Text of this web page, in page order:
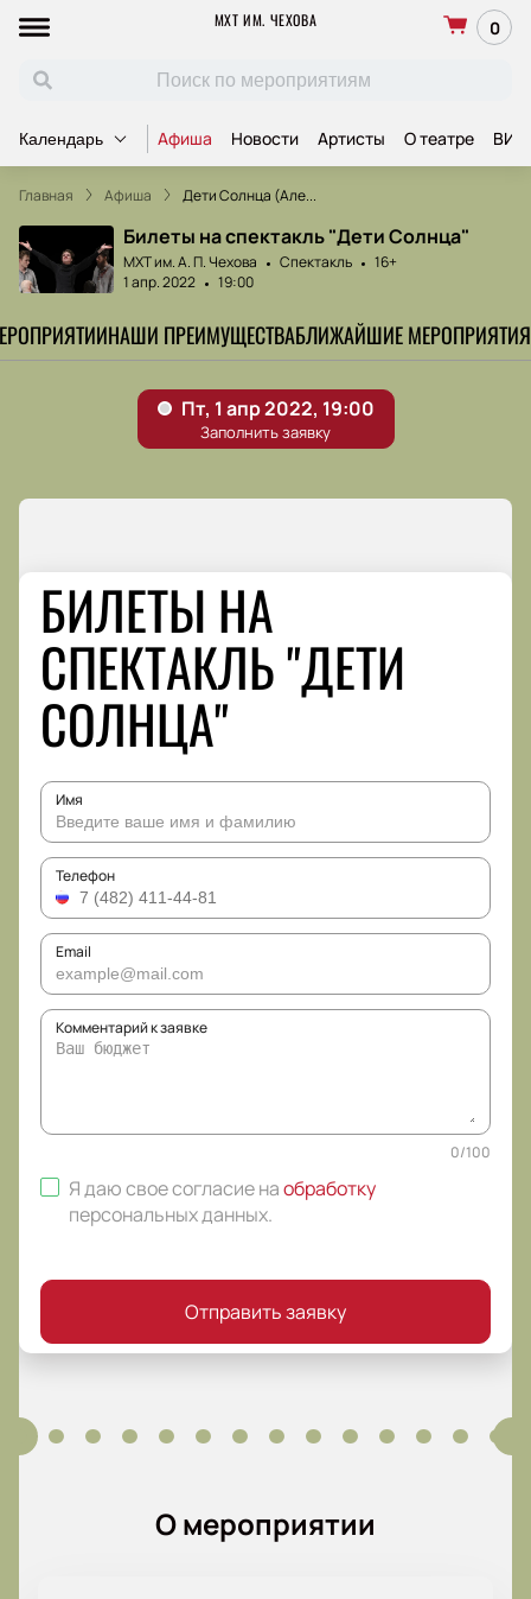
МХТ ИМ. ЧЕХОВА 0
Календарь Афиша Новости Артисты О театре ВИП
Главная Афиша Дети Солнца (Але...
Билеты на спектакль "Дети Солнца"
МХТ им. А. П. Чехова Спектакль
16+
1 апр. 2022
19:00
НАШИ ПРЕИМУЩЕСТВАБЛИЖАЙШИЕ МЕРОПРИЯТИЯ
БИЛЕТЫ НА
СПЕКТАКЛЬ "ДЕТИ
СОЛНЦА"
Имя
Телефон
Email
Комментарий к заявке
0/100
Я даю свое согласие наобработку
персональных данных.
Отправить заявку
О мероприятии